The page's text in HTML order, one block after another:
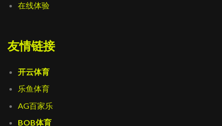
在线体验
友情链接
开云体育
乐鱼体育
AG百家乐
BOB体育